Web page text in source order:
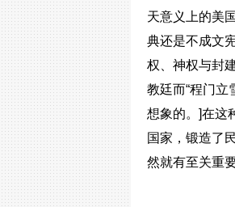
天意义上的美
典还是不成文
权、神权与封
教廷而“程门立
想象的。]在这
国家，锻造了
然就有至关重